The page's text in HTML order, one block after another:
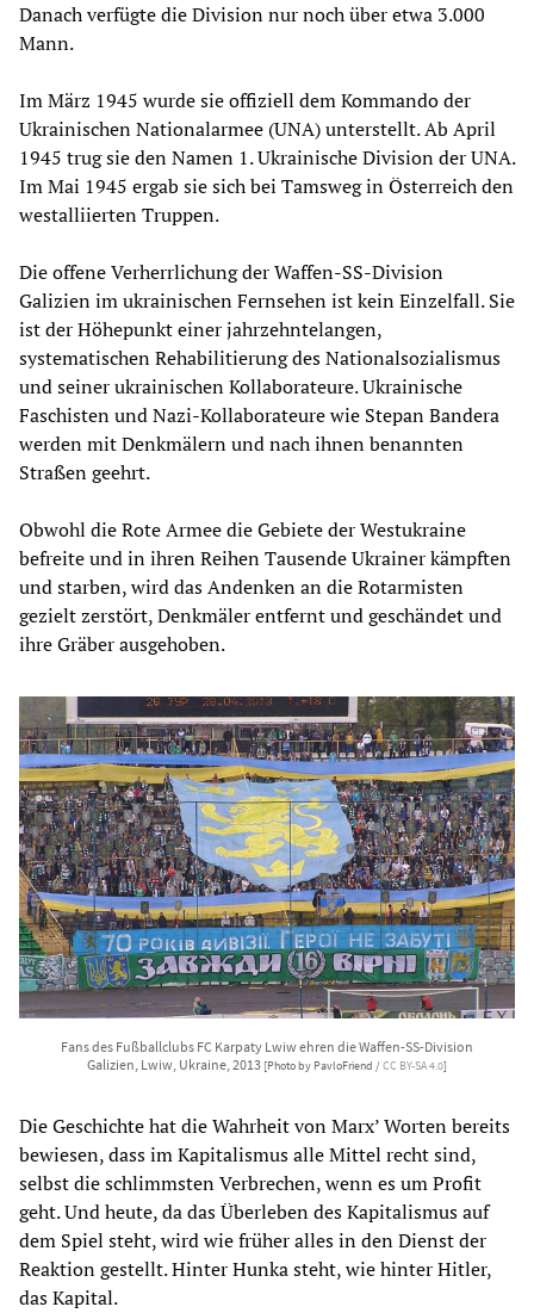
Danach verfügte die Division nur noch über etwa 3.000
Mann.
Im März 1945 wurde sie offiziell dem Kommando der
Ukrainischen Nationalarmee (UNA) unterstellt. Ab April
1945 trug sie den Namen 1. Ukrainische Division der UNA.
Im Mai 1945 ergab sie sich bei Tamsweg in Österreich den
westalliierten Truppen.
Die offene Verherrlichung der Waffen-SS-Division
Galizien im ukrainischen Fernsehen ist kein Einzelfall. Sie
ist der Höhepunkt einer jahrzehntelangen,
systematischen Rehabilitierung des Nationalsozialismus
und seiner ukrainischen Kollaborateure. Ukrainische
Faschisten und Nazi-Kollaborateure wie Stepan Bandera
werden mit Denkmälern und nach ihnen benannten
Straßen geehrt.
Obwohl die Rote Armee die Gebiete der Westukraine
befreite und in ihren Reihen Tausende Ukrainer kämpften
und starben, wird das Andenken an die Rotarmisten
gezielt zerstört, Denkmäler entfernt und geschändet und
ihre Gräber ausgehoben.
Fans des Fußballclubs FC Karpaty Lwiw ehren die Waffen-SS-Division
Galizien, Lwiw, Ukraine, 2013 [Photo by PavloFriend /CC BY-SA 4.0]
Die Geschichte hat die Wahrheit von Marx’ Worten bereits
bewiesen, dass im Kapitalismus alle Mittel recht sind,
selbst die schlimmsten Verbrechen, wenn es um Profit
geht. Und heute, da das Überleben des Kapitalismus auf
dem Spiel steht, wird wie früher alles in den Dienst der
Reaktion gestellt. Hinter Hunka steht, wie hinter Hitler,
das Kapital.